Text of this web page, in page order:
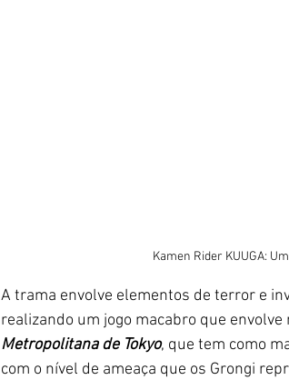
Kamen Rider KUUGA:
A trama envolve elementos de terror e
realizando um jogo macabro que
Metropolitana de Tokyo, que tem como
com o nível de ameaça que os Grongi